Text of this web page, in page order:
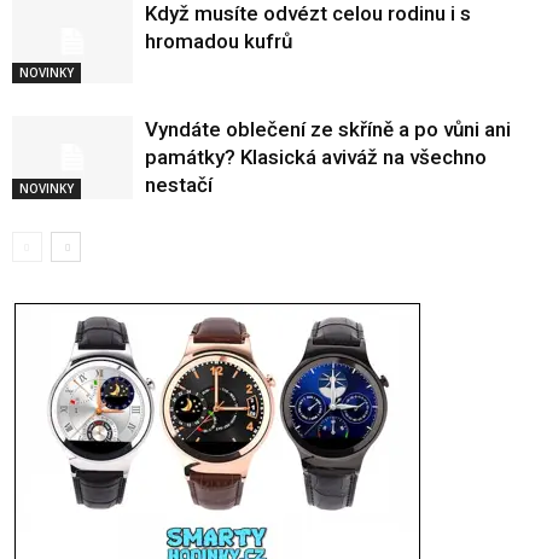
NOVINKY
Když musíte odvézt celou rodinu i s
hromadou kufrů
NOVINKY
Vyndáte oblečení ze skříně a po vůni ani
památky? Klasická aviváž na všechno
nestačí